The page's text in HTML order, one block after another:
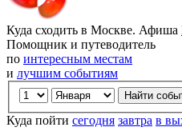
Куда сходить в Москве. Афиша
Помощник и путеводитель
по интересным местам
и лучшим событиям
Куда пойти сегодня завтра в